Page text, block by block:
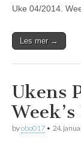
Uke 04/2014.
Les mer →
Ukens
byobo017 • 24.